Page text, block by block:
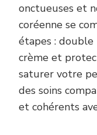
onctueuses et
coréenne se
étapes :
crème et
saturer votre
des soins
et cohérents